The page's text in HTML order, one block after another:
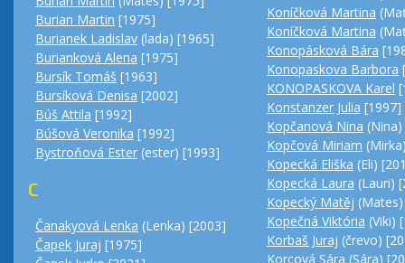
Burian Martin [1975]
Burianek Ladislav (lada) [1965]
Burianková Alena [1975]
Bursík Tomáš [1963]
Bursíková Denisa [2002]
Búš Attila [1992]
Búšová Veronika [1992]
Bystroňová Ester (ester) [1993]
C
Čanakyová Lenka (Lenka) [2003]
Čapek Juraj [1975]
Koníčková Martina
Koníčková Martina
Konopásková Bára
Konopaskova Barbora
KONOPASKOVA Karel
Konstanzer Julia [1997]
Kopčanová Nina
Kopčová Miriam
Kopecká Eliška (Eli)
Kopecká Laura (Lauri)
Kopecký Matěj
Kopečná Viktória (Viki)
Korbaš Juraj (črevo)
Korcová Sára (Sára)